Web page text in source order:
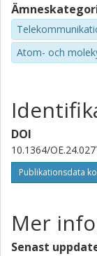
Atom- och
DOI
10.1364/
Publikationsdata
Mer
Senast